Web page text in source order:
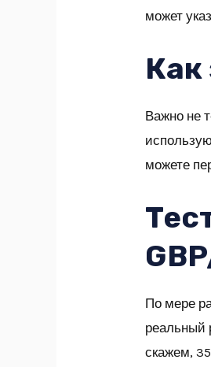
может
Как
Важно не
можете
По мере
реальный
скажем,